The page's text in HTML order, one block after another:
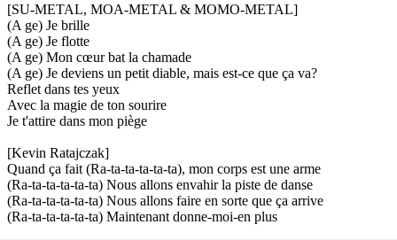
[SU-METAL, MOA-METAL & MOMO-METAL]
(A ge) Je brille
(A ge) Je flotte
(A ge) Mon cœur bat la chamade
(A ge) Je deviens un petit diable, mais est-ce que ça va?
Reflet dans tes yeux
Avec la magie de ton sourire
Je t'attire dans mon piège
[Kevin Ratajczak]
Quand ça fait (Ra-ta-ta-ta-ta-ta), mon corps est une arme
(Ra-ta-ta-ta-ta-ta) Nous allons envahir la piste de danse
(Ra-ta-ta-ta-ta-ta) Nous allons faire en sorte que ça arrive
(Ra-ta-ta-ta-ta-ta) Maintenant donne-moi-en plus